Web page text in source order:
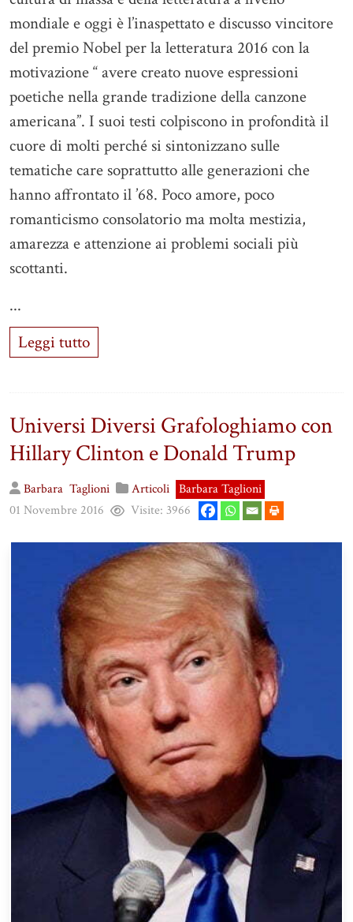
mondiale e oggi è l’inaspettato e discusso vincitore
del premio Nobel per la letteratura 2016 con la
motivazione “ avere creato nuove espressioni
poetiche nella grande tradizione della canzone
americana”. I suoi testi colpiscono in profondità il
cuore di molti perché si sintonizzano sulle
tematiche care soprattutto alle generazioni che
hanno affrontato il ’68. Poco amore, poco
romanticismo consolatorio ma molta mestizia,
amarezza e attenzione ai problemi sociali più
scottanti.
...
Leggi tutto
Universi Diversi Grafologhiamo con
Hillary Clinton e Donald Trump
Barbara Taglioni Articoli Barbara Taglioni
01 Novembre 2016
Visite: 3966